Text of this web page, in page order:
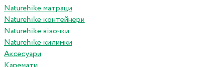
Naturehike матраци
Naturehike контейнери
Naturehike візочки
Naturehike килимки
Аксесуари